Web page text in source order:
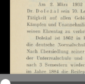
Na stronie
podobne
się zpolityką